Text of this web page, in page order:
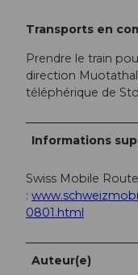
Transports en
Prendre le train
direction
téléphérique de
Informations
Swiss Mobile
:
0801.html
Auteur(e)